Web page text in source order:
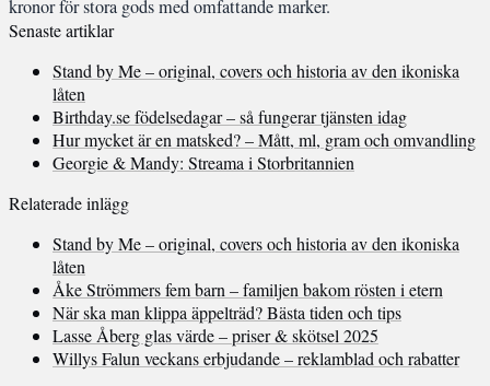
kronor för stora gods med omfattande marker.
Senaste artiklar
Stand by Me – original, covers och historia av den ikoniska
låten
Birthday.se födelsedagar – så fungerar tjänsten idag
Hur mycket är en matsked? – Mått, ml, gram och omvandling
Georgie & Mandy: Streama i Storbritannien
Relaterade inlägg
Stand by Me – original, covers och historia av den ikoniska
låten
Åke Strömmers fem barn – familjen bakom rösten i etern
När ska man klippa äppelträd? Bästa tiden och tips
Lasse Åberg glas värde – priser & skötsel 2025
Willys Falun veckans erbjudande – reklamblad och rabatter